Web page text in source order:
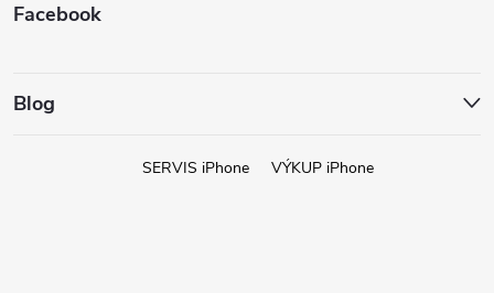
Facebook
Blog
SERVIS iPhone VÝKUP iPhone